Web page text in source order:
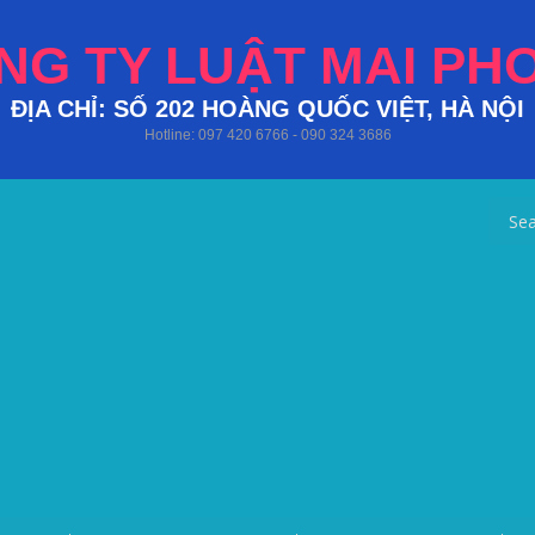
TY LUẬT MAI
ĐỊA CHỈ: SỐ 202 HOÀNG QUỐC VIỆT, HÀ NỘI
Hotline: 097 420 6766 - 090 324 3686